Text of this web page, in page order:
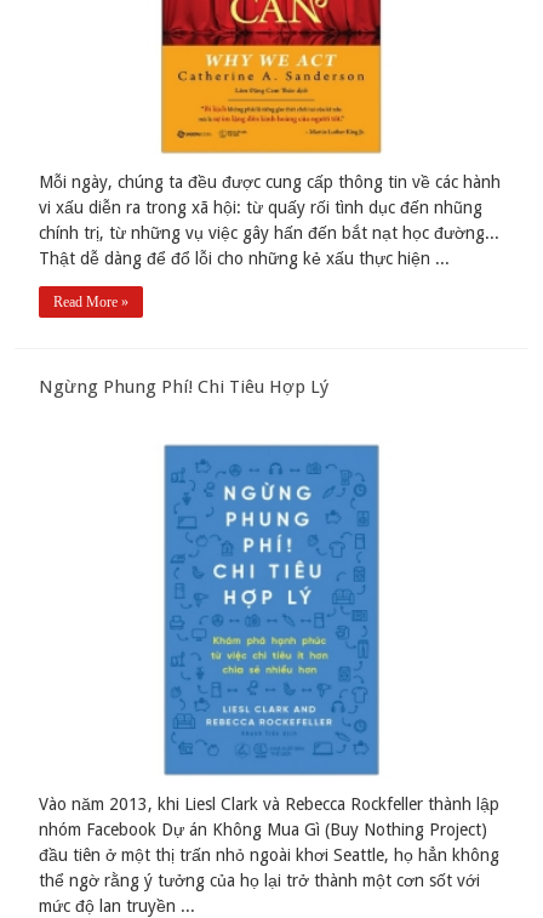
Mỗi ngày, chúng ta đều được cung cấp thông tin về các hành
vi xấu diễn ra trong xã hội: từ quấy rối tình dục đến nhũng
chính trị, từ những vụ việc gây hấn đến bắt nạt học đường...
Thật dễ dàng để đổ lỗi cho những kẻ xấu thực hiện ...
Read More »
Ngừng Phung Phí! Chi Tiêu Hợp Lý
Vào năm 2013, khi Liesl Clark và Rebecca Rockfeller thành lập
nhóm Facebook Dự án Không Mua Gì (Buy Nothing Project)
đầu tiên ở một thị trấn nhỏ ngoài khơi Seattle, họ hẳn không
thể ngờ rằng ý tưởng của họ lại trở thành một cơn sốt với
mức độ lan truyền ...